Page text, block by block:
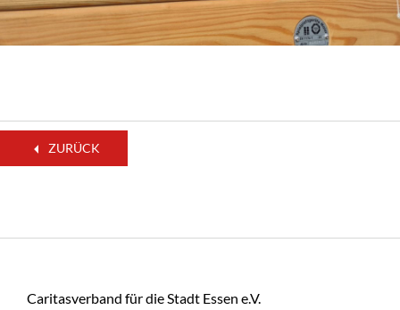
ZURÜCK
Caritasverband für die Stadt Essen e.V.